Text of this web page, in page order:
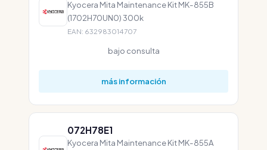
Kyocera Mita Maintenance Kit MK-855B
(1702H70UN0) 300k
EAN: 632983014707
bajo consulta
más información
072H78E1
Kyocera Mita Maintenance Kit MK-855A